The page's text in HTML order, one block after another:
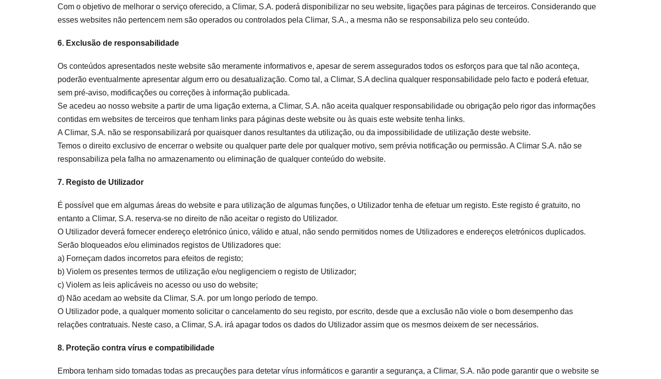
Com o objetivo de melhorar o serviço oferecido, a Climar, S.A. poderá disponibilizar no seu website, ligações para páginas de terceiros. Considerando que
esses websites não pertencem nem são operados ou controlados pela Climar, S.A., a mesma não se responsabiliza pelo seu conteúdo.
6. Exclusão de responsabilidade
Os conteúdos apresentados neste website são meramente informativos e, apesar de serem assegurados todos os esforços para que tal não aconteça,
poderão eventualmente apresentar algum erro ou desatualização. Como tal, a Climar, S.A declina qualquer responsabilidade pelo facto e poderá efetuar,
sem pré-aviso, modificações ou correções à informação publicada.
Se acedeu ao nosso website a partir de uma ligação externa, a Climar, S.A. não aceita qualquer responsabilidade ou obrigação pelo rigor das informações
contidas em websites de terceiros que tenham links para páginas deste website ou às quais este website tenha links.
A Climar, S.A. não se responsabilizará por quaisquer danos resultantes da utilização, ou da impossibilidade de utilização deste website.
Temos o direito exclusivo de encerrar o website ou qualquer parte dele por qualquer motivo, sem prévia notificação ou permissão. A Climar S.A. não se
responsabiliza pela falha no armazenamento ou eliminação de qualquer conteúdo do website.
7. Registo de Utilizador
É possível que em algumas áreas do website e para utilização de algumas funções, o Utilizador tenha de efetuar um registo. Este registo é gratuito, no
entanto a Climar, S.A. reserva-se no direito de não aceitar o registo do Utilizador.
O Utilizador deverá fornecer endereço eletrónico único, válido e atual, não sendo permitidos nomes de Utilizadores e endereços eletrónicos duplicados.
Serão bloqueados e/ou eliminados registos de Utilizadores que:
a) Forneçam dados incorretos para efeitos de registo;
b) Violem os presentes termos de utilização e/ou negligenciem o registo de Utilizador;
c) Violem as leis aplicáveis no acesso ou uso do website;
d) Não acedam ao website da Climar, S.A. por um longo período de tempo.
O Utilizador pode, a qualquer momento solicitar o cancelamento do seu registo, por escrito, desde que a exclusão não viole o bom desempenho das
relações contratuais. Neste caso, a Climar, S.A. irá apagar todos os dados do Utilizador assim que os mesmos deixem de ser necessários.
8. Proteção contra vírus e compatibilidade
Embora tenham sido tomadas todas as precauções para detetar vírus informáticos e garantir a segurança, a Climar, S.A. não pode garantir que o website se